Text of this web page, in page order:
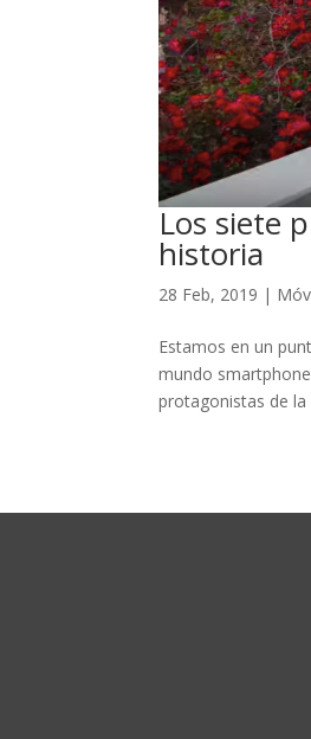
Los siete
historia
28 Feb, 2019 |
Estamos en un
mundo
protagonistas de la